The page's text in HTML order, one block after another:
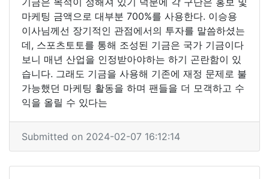
마케팅 금액으로 대부분 700%를 사용한다. 이승용
이사님께선 장기적인 관점에서의 투자를 말씀하셨는
데, 스포츠토토를 통해 조성된 기금은 국가 기금이다
보니 매년 산업을 인정받아야하는 하기 곤란함이 있
습니다. 그래도 기금을 사용해 기존에 재정 문제로 불
가능했던 마케팅 활동을 하며 팬들을 더 모객하고 수
익을 올릴 수 있다는
Submitted on 2024-02-07 16:12:14